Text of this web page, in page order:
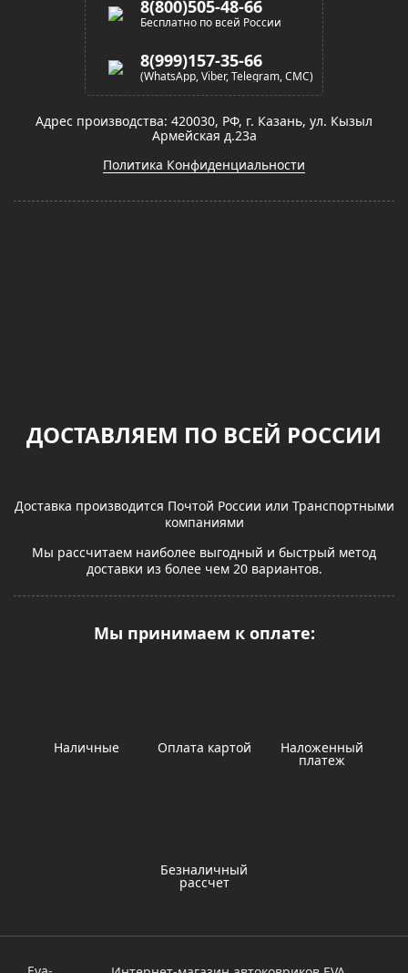
8(800)505-48-66
Бесплатно по всей России
8(999)157-35-66
(WhatsApp, Viber, Telegram, СМС)
Адрес производства: 420030, РФ, г. Казань, ул. Кызыл
Армейская д.23а
Политика Конфиденциальности
ДОСТАВЛЯЕМ ПО ВСЕЙ РОССИИ
Доставка производится Почтой России или Транспортными
компаниями
Мы рассчитаем наиболее выгодный и быстрый метод
доставки из более чем 20 вариантов.
Мы принимаем к оплате:
Наличные Оплата картой Наложенный
платеж
Безналичный
рассчет